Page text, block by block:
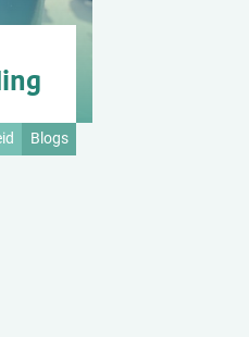
Blogs